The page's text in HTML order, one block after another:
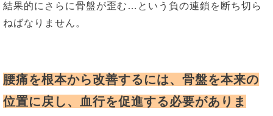
結果的にさらに骨盤が歪む…という負の連鎖を断ち切ら
ねばなりません。
腰痛を根本から改善するには、 骨盤を本来の
位置に戻し、血行を促進する必要がありま